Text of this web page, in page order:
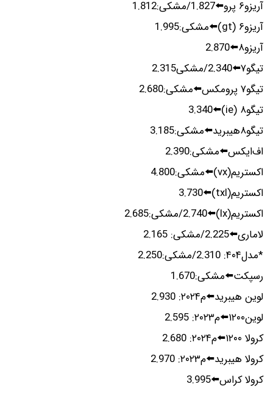
آریزو۶ پرو⬅️1.827/مشکی:1.812
آریزو۶ (gt)⬅️مشکی:1.995
آریزو۸⬅️2.870
تیگو۷⬅️2.340/مشکی2.315
تیگو۷ پرومکس⬅️مشکی:2.680
تیگو۸ (ie)⬅️3.340
تیگو۸هیبرید⬅️مشکی:3.185
اف‌ایکس⬅️مشکی:2.390
اکستریم(vx)⬅️مشکی:4.800
اکستریم(txl)⬅️3.730
اکستریم(lx)⬅️2.740/مشکی:2.685
لاماری⬅️2.225/مشکی: 2.165
*مدل۴۰۴: 2.310/مشکی:2.250
رسپکت⬅️مشکی:1.670
لوین هیبرید⬅️م۲۰۲۴: 2.930
لوین۱۲۰۰⬅️م۲۰۲۳: 2.595
کرولا ۱۲۰۰⬅️م۲۰۲۴: 2.680
کرولا هیبرید⬅️م۲۰۲۳: 2.970
کرولا کراس⬅️3.995